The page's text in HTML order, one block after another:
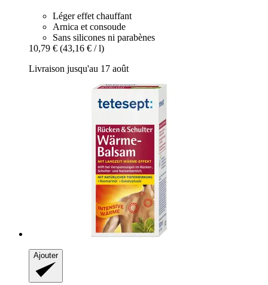
Léger effet chauffant
Arnica et consoude
Sans silicones ni parabènes
10,79 € (43,16 € / l)
Livraison jusqu'au 17 août
Ajouter